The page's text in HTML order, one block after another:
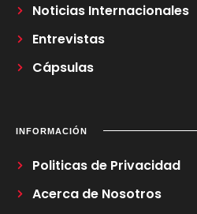
Noticias Internacionales
Entrevistas
Cápsulas
INFORMACIÓN
Politicas de Privacidad
Acerca de Nosotros